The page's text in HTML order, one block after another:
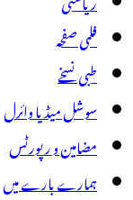
فلمی صفحہ
طبی نسخے
سوشل میڈیا وائرل
مضامین و رپورٹس
ہمارے بارے میں